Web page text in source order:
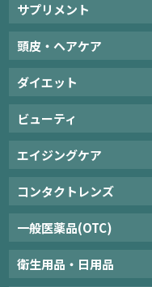
サプリメント
頭皮・ヘアケア
ダイエット
ビューティ
エイジングケア
コンタクトレンズ
一般医薬品(OTC)
衛生用品・日用品